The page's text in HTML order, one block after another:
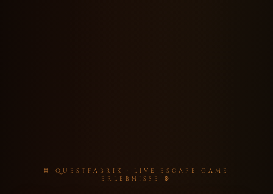
⚙ QUESTFABRIK · LIVE ESCAPE GAME
ERLEBNISSE ⚙